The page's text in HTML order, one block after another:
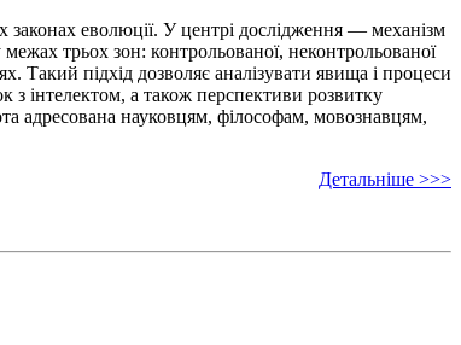
законах еволюції. У центрі дослідження — механізм
трьох зон: контрольованої, неконтрольованої
Такий підхід дозволяє аналізувати явища і процеси
з інтелектом, а також перспективи розвитку
адресована науковцям, філософам, мовознавцям,
Детальніше >>>